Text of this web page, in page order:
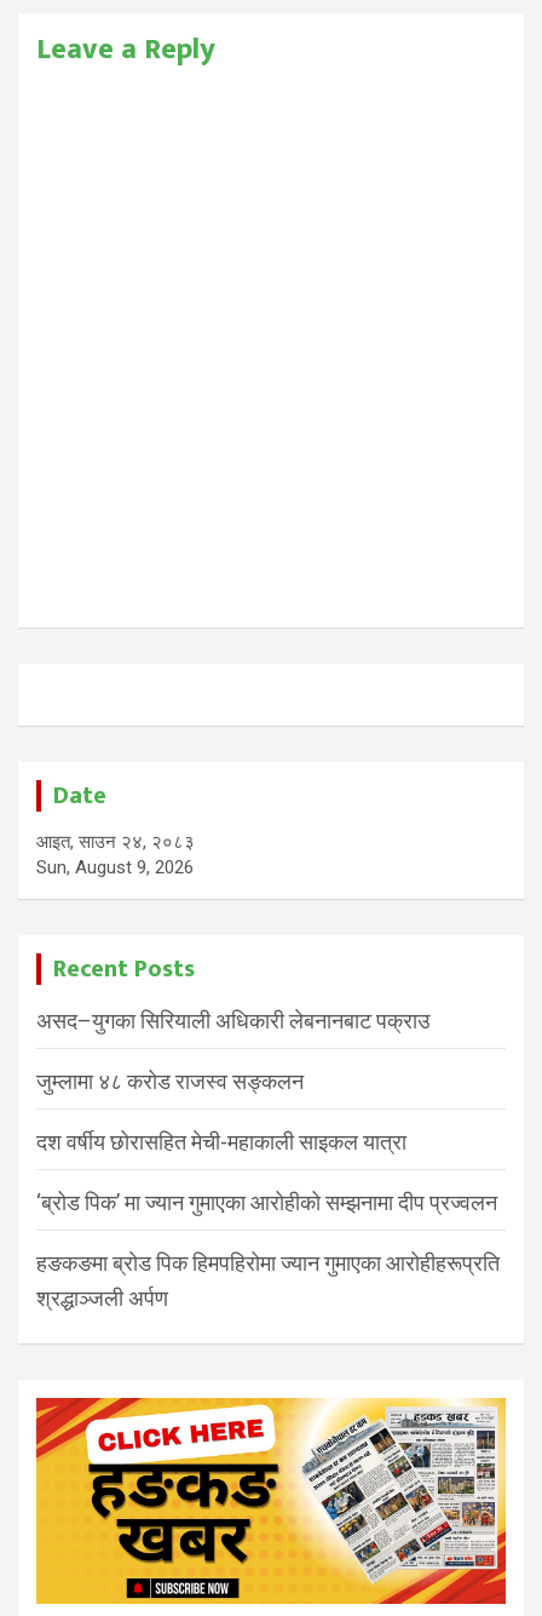
Leave a Reply
Date
आइत, साउन २४, २०८३
Sun, August 9, 2026
Recent Posts
असद–युगका सिरियाली अधिकारी लेबनानबाट पक्राउ
जुम्लामा ४८ करोड राजस्व सङ्कलन
दश वर्षीय छोरासहित मेची-महाकाली साइकल यात्रा
‘ब्रोड पिक’ मा ज्यान गुमाएका आरोहीको सम्झनामा दीप प्रज्वलन
हङकङमा ब्रोड पिक हिमपहिरोमा ज्यान गुमाएका आरोहीहरूप्रति
श्रद्धाञ्जली अर्पण